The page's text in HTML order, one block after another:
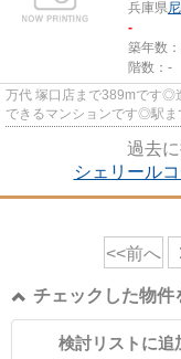
兵庫県
-
築年数
階数：-
万代 塚口店まで389mです◎
できるマンションです◎駅
過去
シェリール
<<前へ
チェックした物件
検討リストに追